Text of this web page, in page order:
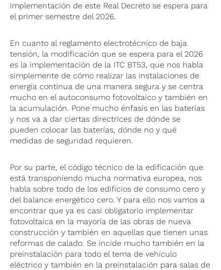
implementación de este Real Decreto se espera para
el primer semestre del 2026.
En cuanto al reglamento electrotécnico de baja
tensión, la modificación que se espera para el 2026
es la implementación de la ITC BT53, que nos habla
simplemente de cómo realizar las instalaciones de
energía continua de una manera segura y se centra
mucho en el autoconsumo fotovoltaico y también en
la acumulación. Pone mucho énfasis en las baterías
y nos va a dar ciertas directrices de dónde se
pueden colocar las baterías, dónde no y qué
medidas de seguridad requieren.
Por su parte, el código técnico de la edificación que
está transponiendo mucha normativa europea, nos
habla sobre todo de los edificios de consumo cero y
del balance energético cero. Y para ello nos vamos a
encontrar que ya es casi obligatorio implementar
fotovoltaica en la mayoría de las obras de nueva
construcción y también en aquellas que tienen unas
reformas de calado. Se incide mucho también en la
preinstalación para todo el tema de vehículo
eléctrico y también en la preinstalación para salas de